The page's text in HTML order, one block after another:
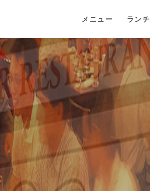
メニュー ランチ